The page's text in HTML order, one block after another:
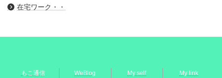
在宅ワーク・・
もこ通信 WeBlog My self My link